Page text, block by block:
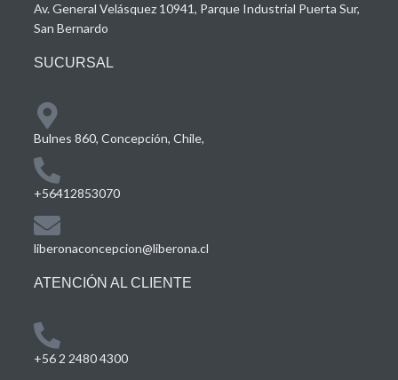
Av. General Velásquez 10941, Parque Industrial Puerta Sur,
San Bernardo
SUCURSAL
Bulnes 860, Concepción, Chile,
+56412853070
liberonaconcepcion@liberona.cl
ATENCIÓN AL CLIENTE
+56 2 2480 4300